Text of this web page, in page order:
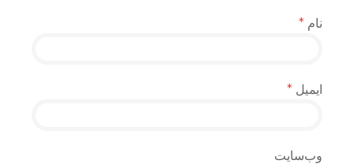
نام *
ایمیل *
وب‌سایت